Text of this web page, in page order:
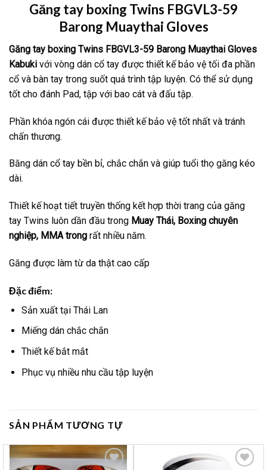
Găng tay boxing Twins FBGVL3-59
Barong Muaythai Gloves
Găng tay boxing Twins FBGVL3-59 Barong Muaythai Gloves
Kabuki với vòng dán cổ tay được thiết kế bảo vệ tối đa phần
cổ và bàn tay trong suốt quá trình tập luyện. Có thể sử dụng
tốt cho đánh Pad, tập với bao cát và đấu tập.
Phần khóa ngón cái được thiết kế bảo vệ tốt nhất và tránh
chấn thương.
Băng dán cổ tay bền bỉ, chắc chắn và giúp tuổi thọ găng kéo
dài.
Thiết kế hoạt tiết truyền thống kết hợp thời trang của găng
tay Twins luôn dần đầu trong Muay Thái, Boxing chuyên
nghiệp, MMA trong rất nhiều năm.
Găng được làm từ da thật cao cấp
Đặc điểm:
Sản xuất tại Thái Lan
Miếng dán chắc chắn
Thiết kế bắt mắt
Phục vụ nhiều nhu cầu tập luyện
SẢN PHẨM TƯƠNG TỰ